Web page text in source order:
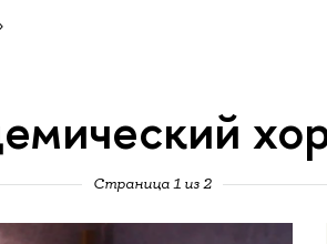
Страница 1 из 2